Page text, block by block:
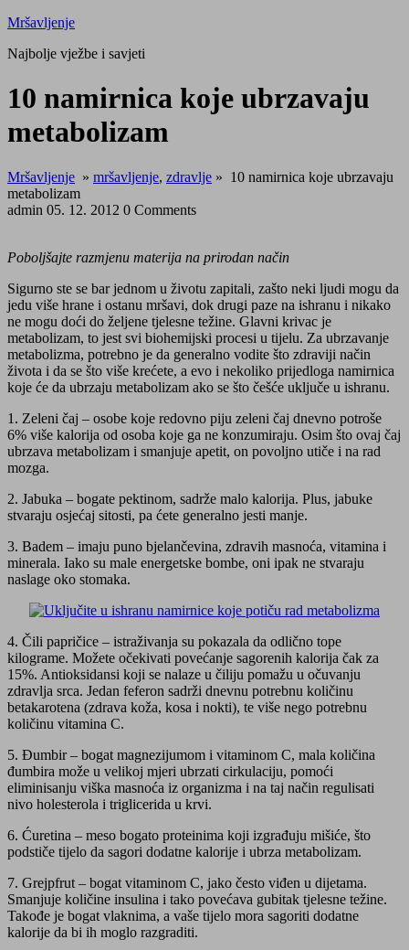
Skip
content
Mršavljenje
Najbolje vježbe i savjeti
Menu
10 namirnica koje ubrzavaju
metabolizam
Mršavljenje » mršavljenje, zdravlje » 10 namirnica koje ubrzavaju
metabolizam
admin 05. 12. 2012 0 Comments
Poboljšajte razmjenu materija na prirodan način
Sigurno ste se bar jednom u životu zapitali, zašto neki ljudi mogu da
jedu više hrane i ostanu mršavi, dok drugi paze na ishranu i nikako
ne mogu doći do željene tjelesne težine. Glavni krivac je
metabolizam, to jest svi biohemijski procesi u tijelu. Za ubrzavanje
metabolizma, potrebno je da generalno vodite što zdraviji način
života i da se što više krećete, a evo i nekoliko prijedloga namirnica
koje će da ubrzaju metabolizam ako se što češće uključe u ishranu.
1. Zeleni čaj – osobe koje redovno piju zeleni čaj dnevno potroše
6% više kalorija od osoba koje ga ne konzumiraju. Osim što ovaj čaj
ubrzava metabolizam i smanjuje apetit, on povoljno utiče i na rad
mozga.
2. Jabuka – bogate pektinom, sadrže malo kalorija. Plus, jabuke
stvaraju osjećaj sitosti, pa ćete generalno jesti manje.
3. Badem – imaju puno bjelančevina, zdravih masnoća, vitamina i
minerala. Iako su male energetske bombe, oni ipak ne stvaraju
naslage oko stomaka.
4. Čili papričice – istraživanja su pokazala da odlično tope
kilograme. Možete očekivati povećanje sagorenih kalorija čak za
15%. Antioksidansi koji se nalaze u čiliju pomažu u očuvanju
zdravlja srca. Jedan feferon sadrži dnevnu potrebnu količinu
betakarotena (zdrava koža, kosa i nokti), te više nego potrebnu
količinu vitamina C.
5. Đumbir – bogat magnezijumom i vitaminom C, mala količina
đumbira može u velikoj mjeri ubrzati cirkulaciju, pomoći
eliminisanju viška masnoća iz organizma i na taj način regulisati
nivo holesterola i triglicerida u krvi.
6. Ćuretina – meso bogato proteinima koji izgrađuju mišiće, što
podstiče tijelo da sagori dodatne kalorije i ubrza metabolizam.
7. Grejpfrut – bogat vitaminom C, jako često viđen u dijetama.
Smanjuje količine insulina i tako povećava gubitak tjelesne težine.
Takođe je bogat vlaknima, a vaše tijelo mora sagoriti dodatne
kalorije da bi ih moglo razgraditi.